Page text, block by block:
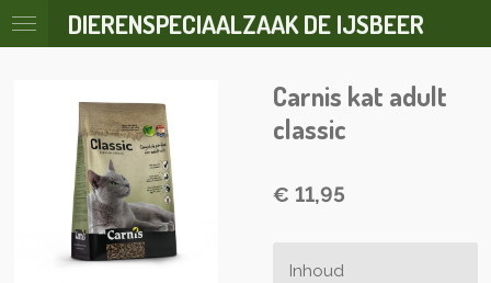
Ga
direct
hoofdinhoud
DIERENSPECIAALZAAK DE IJSBEER
Carnis kat adult
classic
€ 11,95
Inhoud